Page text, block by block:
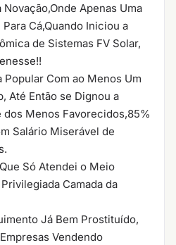
Novação,Onde Apenas Uma
Para Cá,Quando Iniciou a
de Sistemas FV Solar,
Popular Com ao Menos Um
Até Então se Dignou a
dos Menos Favorecidos,85%
Salário Miserável de
Só Atendei o Meio
Camada da
Já Bem Prostituído,
Vendendo